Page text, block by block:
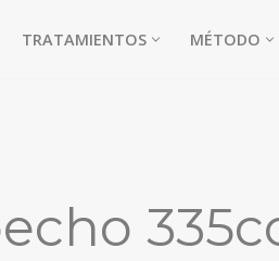
TRATAMIENTOS MÉTODO